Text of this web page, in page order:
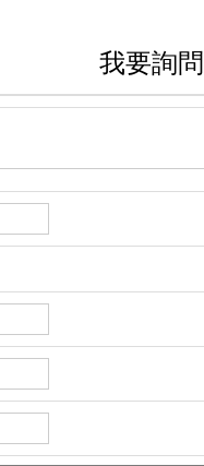
我要詢問